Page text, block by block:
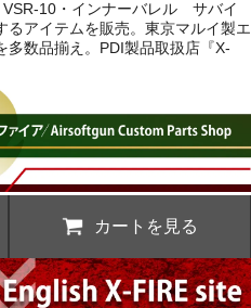
VSR-10・インナーバレル サバイ
アイテムを販売。東京マルイ製エ
多数品揃え。PDI製品取扱店『X-
カートを見る